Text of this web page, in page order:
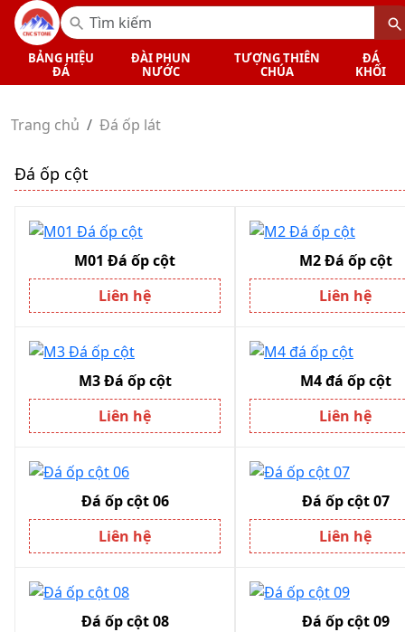
BẢNG HIỆU
ĐÁ
ĐÀI PHUN
NƯỚC
TƯỢNG THIÊN
CHÚA
ĐÁ
KHỐI
Trang chủ Đá ốp lát
Đá ốp cột
M01 Đá ốp cột
Liên hệ
M2 Đá ốp cột
Liên hệ
M3 Đá ốp cột
Liên hệ
M4 đá ốp cột
Liên hệ
Đá ốp cột 06
Liên hệ
Đá ốp cột 07
Liên hệ
Đá ốp cột 08
Đá ốp cột 09